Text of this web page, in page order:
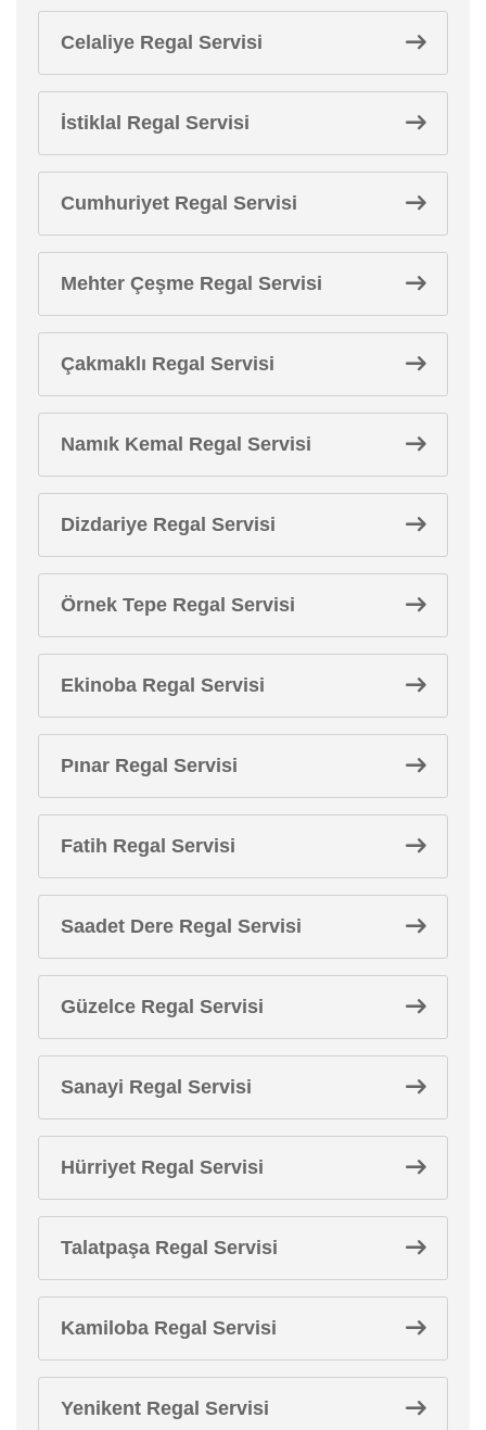
Celaliye Regal Servisi
İstiklal Regal Servisi
Cumhuriyet Regal Servisi
Mehter Çeşme Regal Servisi
Çakmaklı Regal Servisi
Namık Kemal Regal Servisi
Dizdariye Regal Servisi
Örnek Tepe Regal Servisi
Ekinoba Regal Servisi
Pınar Regal Servisi
Fatih Regal Servisi
Saadet Dere Regal Servisi
Güzelce Regal Servisi
Sanayi Regal Servisi
Hürriyet Regal Servisi
Talatpaşa Regal Servisi
Kamiloba Regal Servisi
Yenikent Regal Servisi